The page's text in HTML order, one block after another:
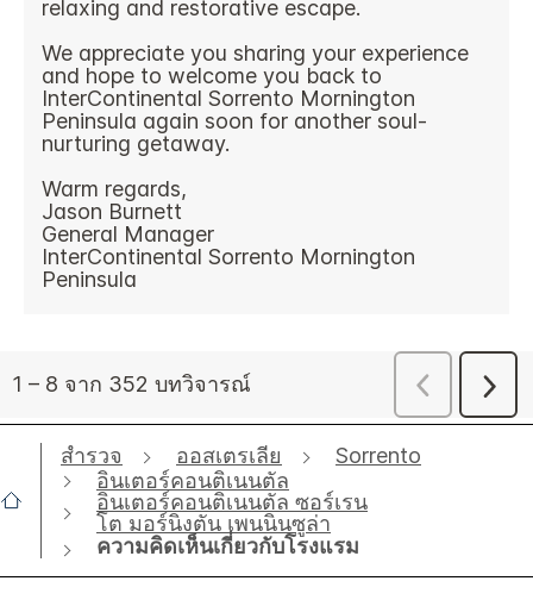
สำรวจ ออสเตรเลีย
Sorrento
อินเตอร์คอนติเนนตัล
อินเตอร์คอนติเนนตัล ซอร์เรน
โต มอร์นิงตัน เพนนินซูล่า
ความคิดเห็นเกี่ยวกับโรงแรม